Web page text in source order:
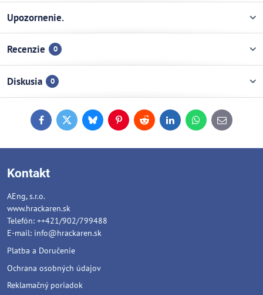
Upozornenie.
Recenzie 0
Diskusia 0
FacebookTwitterBlueskyPinterestReddit LinkedInWhatsApp
E-
mail
Kontakt
AEng, s.r.o.
www.hrackaren.sk
Telefón: ++421/902/799488
E-mail: info@hrackaren.sk
Platba a Doručenie
Ochrana osobných údajov
Reklamačný poriadok